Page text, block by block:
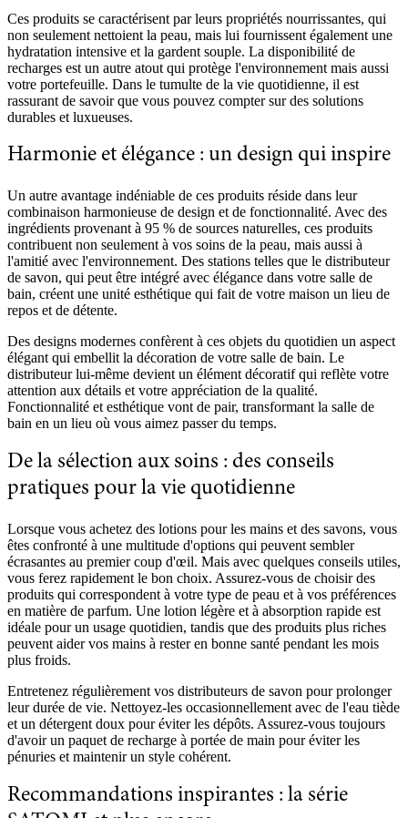
Ces produits se caractérisent par leurs propriétés nourrissantes, qui
non seulement nettoient la peau, mais lui fournissent également une
hydratation intensive et la gardent souple. La disponibilité de
recharges est un autre atout qui protège l'environnement mais aussi
votre portefeuille. Dans le tumulte de la vie quotidienne, il est
rassurant de savoir que vous pouvez compter sur des solutions
durables et luxueuses.
Harmonie et élégance : un design qui inspire
Un autre avantage indéniable de ces produits réside dans leur
combinaison harmonieuse de design et de fonctionnalité. Avec des
ingrédients provenant à 95 % de sources naturelles, ces produits
contribuent non seulement à vos soins de la peau, mais aussi à
l'amitié avec l'environnement. Des stations telles que le distributeur
de savon, qui peut être intégré avec élégance dans votre salle de
bain, créent une unité esthétique qui fait de votre maison un lieu de
repos et de détente.
Des designs modernes confèrent à ces objets du quotidien un aspect
élégant qui embellit la décoration de votre salle de bain. Le
distributeur lui-même devient un élément décoratif qui reflète votre
attention aux détails et votre appréciation de la qualité.
Fonctionnalité et esthétique vont de pair, transformant la salle de
bain en un lieu où vous aimez passer du temps.
De la sélection aux soins : des conseils
pratiques pour la vie quotidienne
Lorsque vous achetez des lotions pour les mains et des savons, vous
êtes confronté à une multitude d'options qui peuvent sembler
écrasantes au premier coup d'œil. Mais avec quelques conseils utiles,
vous ferez rapidement le bon choix. Assurez-vous de choisir des
produits qui correspondent à votre type de peau et à vos préférences
en matière de parfum. Une lotion légère et à absorption rapide est
idéale pour un usage quotidien, tandis que des produits plus riches
peuvent aider vos mains à rester en bonne santé pendant les mois
plus froids.
Entretenez régulièrement vos distributeurs de savon pour prolonger
leur durée de vie. Nettoyez-les occasionnellement avec de l'eau tiède
et un détergent doux pour éviter les dépôts. Assurez-vous toujours
d'avoir un paquet de recharge à portée de main pour éviter les
pénuries et maintenir un style cohérent.
Recommandations inspirantes : la série